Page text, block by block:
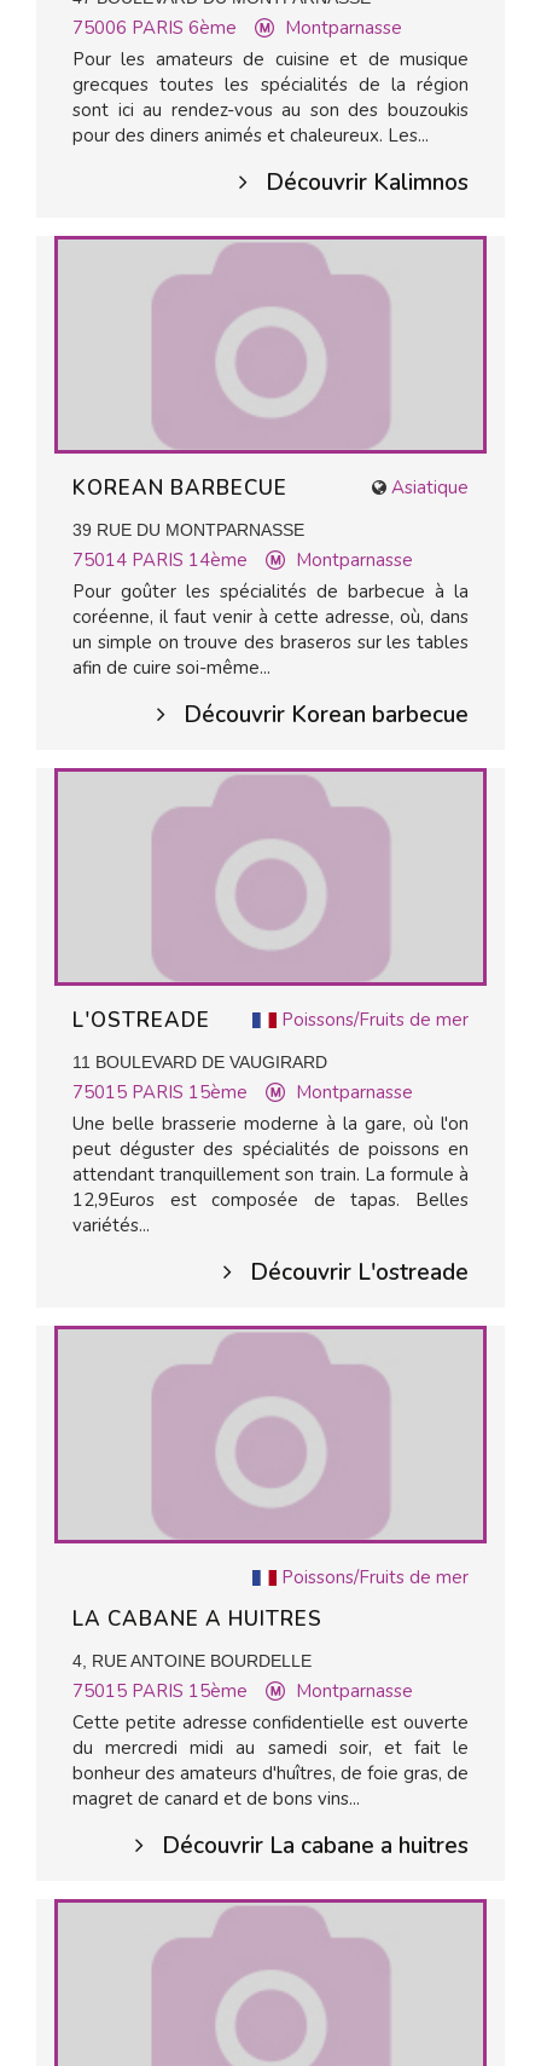
75006 PARIS 6ème
Montparnasse
Pour les amateurs de cuisine et de musique
grecques toutes les spécialités de la région
sont ici au rendez-vous au son des bouzoukis
pour des diners animés et chaleureux. Les...
Découvrir Kalimnos
Asiatique
KOREAN BARBECUE
39 RUE DU MONTPARNASSE
75014 PARIS 14ème
Montparnasse
Pour goûter les spécialités de barbecue à la
coréenne, il faut venir à cette adresse, où, dans
un simple on trouve des braseros sur les tables
afin de cuire soi-même...
Découvrir Korean barbecue
Poissons/Fruits de mer
L'OSTREADE
11 BOULEVARD DE VAUGIRARD
75015 PARIS 15ème
Montparnasse
Une belle brasserie moderne à la gare, où l'on
peut déguster des spécialités de poissons en
attendant tranquillement son train. La formule à
12,9Euros est composée de tapas. Belles
variétés...
Découvrir L'ostreade
Poissons/Fruits de mer
LA CABANE A HUITRES
4, RUE ANTOINE BOURDELLE
75015 PARIS 15ème
Montparnasse
Cette petite adresse confidentielle est ouverte
du mercredi midi au samedi soir, et fait le
bonheur des amateurs d'huîtres, de foie gras, de
magret de canard et de bons vins...
Découvrir La cabane a huitres